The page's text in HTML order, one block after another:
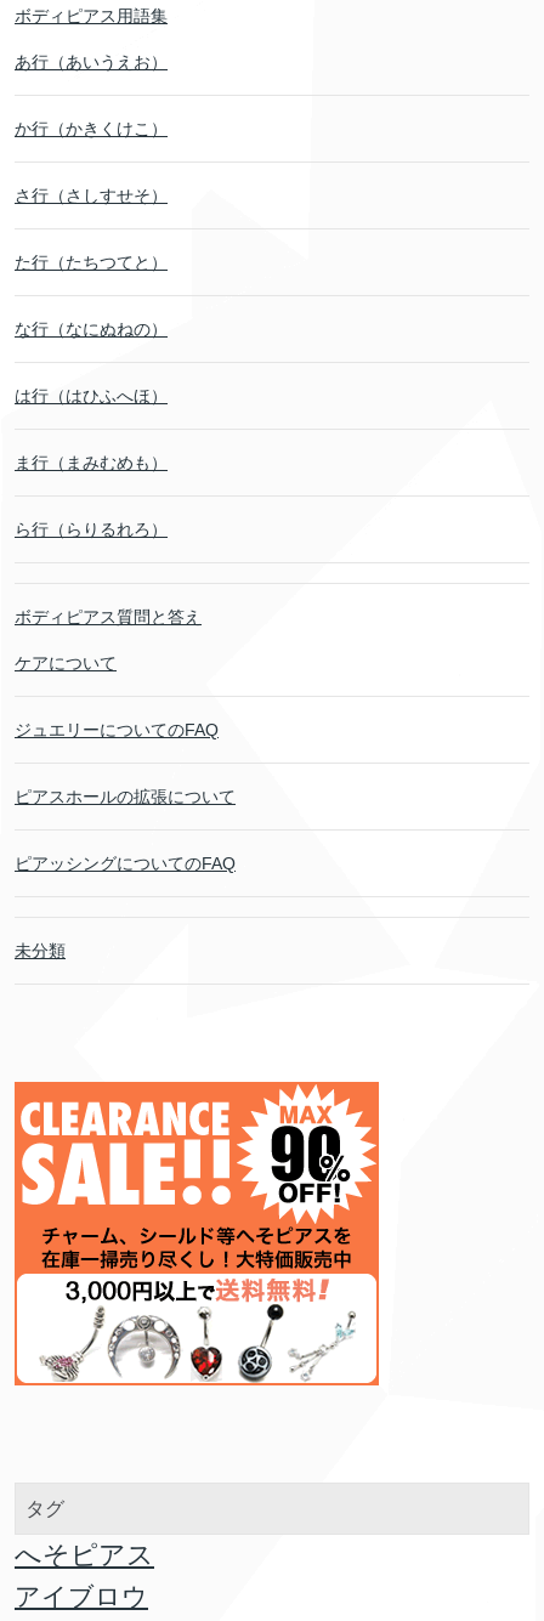
ボディピアス用語集
あ行（あいうえお）
か行（かきくけこ）
さ行（さしすせそ）
た行（たちつてと）
な行（なにぬねの）
は行（はひふへほ）
ま行（まみむめも）
ら行（らりるれろ）
ボディピアス質問と答え
ケアについて
ジュエリーについてのFAQ
ピアスホールの拡張について
ピアッシングについてのFAQ
未分類
タグ
へそピアス
アイブロウ